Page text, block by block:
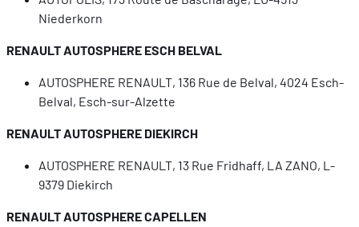
Niederkorn
RENAULT AUTOSPHERE ESCH BELVAL
AUTOSPHERE RENAULT, 136 Rue de Belval, 4024 Esch-
Belval, Esch-sur-Alzette
RENAULT AUTOSPHERE DIEKIRCH
AUTOSPHERE RENAULT, 13 Rue Fridhaff, LA ZANO, L-
9379 Diekirch
RENAULT AUTOSPHERE CAPELLEN